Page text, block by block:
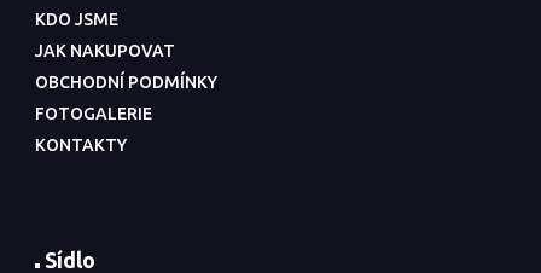
KDO JSME
JAK NAKUPOVAT
OBCHODNÍ PODMÍNKY
FOTOGALERIE
KONTAKTY
Sídlo